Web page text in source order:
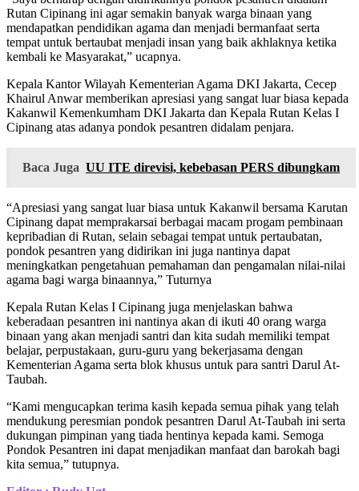
Rutan Cipinang ini agar semakin banyak warga binaan yang
mendapatkan pendidikan agama dan menjadi bermanfaat serta
tempat untuk bertaubat menjadi insan yang baik akhlaknya ketika
kembali ke Masyarakat,” ucapnya.
Kepala Kantor Wilayah Kementerian Agama DKI Jakarta, Cecep
Khairul Anwar memberikan apresiasi yang sangat luar biasa kepada
Kakanwil Kemenkumham DKI Jakarta dan Kepala Rutan Kelas I
Cipinang atas adanya pondok pesantren didalam penjara.
Baca Juga UU ITE direvisi, kebebasan PERS dibungkam
“Apresiasi yang sangat luar biasa untuk Kakanwil bersama Karutan
Cipinang dapat memprakarsai berbagai macam progam pembinaan
kepribadian di Rutan, selain sebagai tempat untuk pertaubatan,
pondok pesantren yang didirikan ini juga nantinya dapat
meningkatkan pengetahuan pemahaman dan pengamalan nilai-nilai
agama bagi warga binaannya,” Tuturnya
Kepala Rutan Kelas I Cipinang juga menjelaskan bahwa
keberadaan pesantren ini nantinya akan di ikuti 40 orang warga
binaan yang akan menjadi santri dan kita sudah memiliki tempat
belajar, perpustakaan, guru-guru yang bekerjasama dengan
Kementerian Agama serta blok khusus untuk para santri Darul At-
Taubah.
“Kami mengucapkan terima kasih kepada semua pihak yang telah
mendukung peresmian pondok pesantren Darul At-Taubah ini serta
dukungan pimpinan yang tiada hentinya kepada kami. Semoga
Pondok Pesantren ini dapat menjadikan manfaat dan barokah bagi
kita semua,” tutupnya.